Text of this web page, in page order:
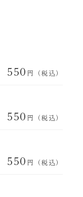
550 円（税込）
550 円（税込）
550 円（税込）